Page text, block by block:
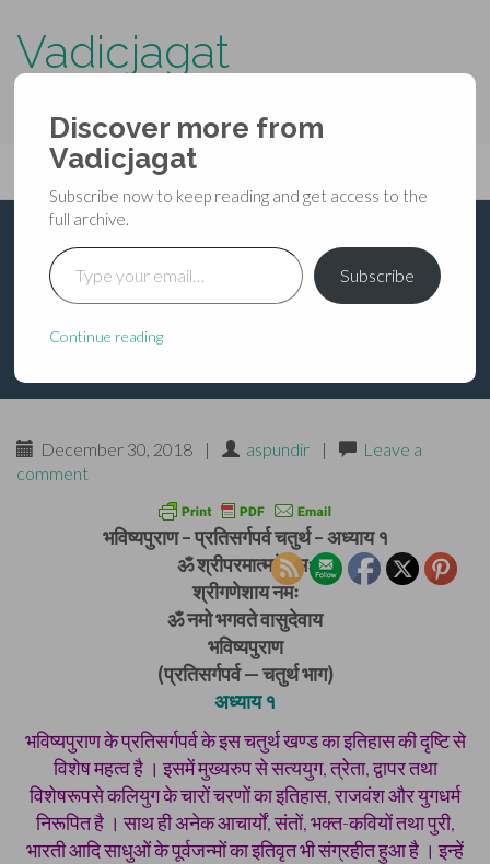
Vadicjagat
Primary
Menu
content
Vadicjagat
भविष्यपुराण – प्रतिसर्गपर्व
चतुर्थ – अध्याय १
December 30, 2018 | aspundir |
Leave a
comment
भविष्यपुराण – प्रतिसर्गपर्व चतुर्थ – अध्याय १
ॐ श्रीपरमात्मने नमः
श्रीगणेशाय नमः
ॐ नमो भगवते वासुदेवाय
भविष्यपुराण
(प्रतिसर्गपर्व — चतुर्थ भाग)
अध्याय १
भविष्यपुराण के प्रतिसर्गपर्व के इस चतुर्थ खण्ड का इतिहास की दृष्टि से
विशेष महत्व है । इसमें मुख्यरुप से सत्ययुग, त्रेता, द्वापर तथा
विशेषरूपसे कलियुग के चारों चरणों का इतिहास, राजवंश और युगधर्म
निरूपित है । साथ ही अनेक आचार्यों, संतों, भक्त-कवियों तथा पुरी,
भारती आदि साधुओं के पूर्वजन्मों का इतिवृत भी संग्रहीत हुआ है । इन्हें
Discover more from
Vadicjagat
Subscribe now to keep reading and get access to the
full archive.
Type your email…
Subscribe
Continue reading